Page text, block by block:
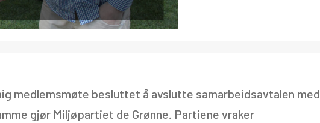
medlemsmøte besluttet å avslutte samarbeidsavtalen med
gjør Miljøpartiet de Grønne. Partiene vraker